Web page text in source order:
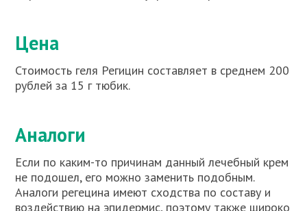
Цена
Стоимость геля Регицин составляет в среднем 200
рублей за 15 г тюбик.
Аналоги
Если по каким-то причинам данный лечебный крем
не подошел, его можно заменить подобным.
Аналоги регецина имеют сходства по составу и
воздействию на эпидермис, поэтому также широко